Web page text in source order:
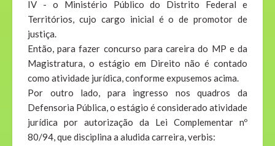
IV - o Ministério Público do Distrito Federal e
Territórios, cujo cargo inicial é o de promotor de
justiça.
Então, para fazer concurso para careira do MP e da
Magistratura, o estágio em Direito não é contado
como atividade jurídica, conforme expusemos acima.
Por outro lado, para ingresso nos quadros da
Defensoria Pública, o estágio é considerado atividade
jurídica por autorização da Lei Complementar nº
80/94, que disciplina a aludida carreira, verbis: